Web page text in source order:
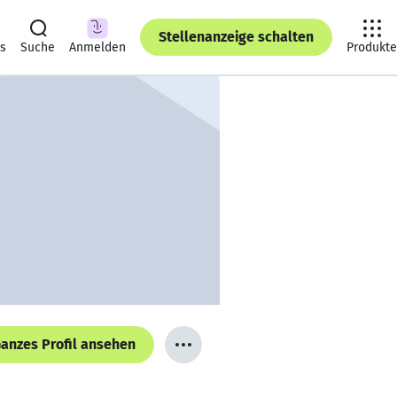
Suche Anmelden
Stellenanzeige schalten
Produkte
Profil ansehen